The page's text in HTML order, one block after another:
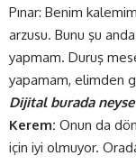
Pınar: Benim
arzusu. Bunu şu
yapmam. Duruş
yapamam, elimden
Dijital burada
Kerem: Onun da
için iyi olmuyor.